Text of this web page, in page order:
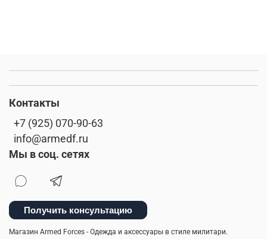
Контакты
+7 (925) 070-90-63
info@armedf.ru
Мы в соц. сетях
Получить консультацию
Магазин Armed Forces - Одежда и аксессуары в стиле милитари.